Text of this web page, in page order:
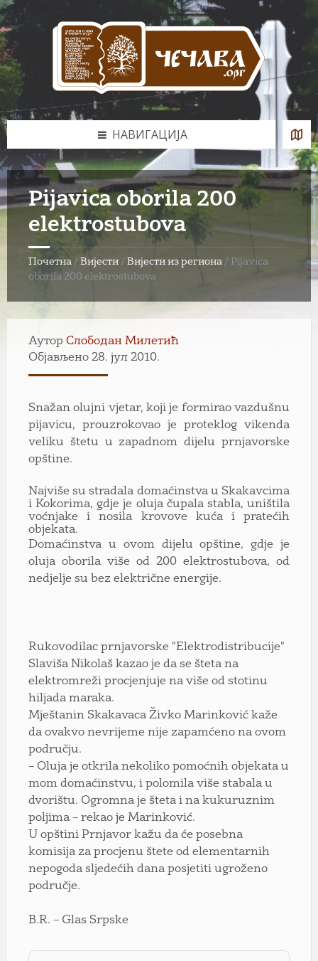
Skip
to
content
Skip
to
left
sidebar
Skip
to
footer
НАВИГАЦИЈА
Pijavica oborila 200
elektrostubova
Почетна / Вијести / Вијести из региона / Pijavica
oborila 200 elektrostubova
Аутор Слободан Милетић
Објављено 28. јул 2010.
Snažan olujni vjetar, koji je formirao vazdušnu
pijavicu, prouzrokovao je proteklog vikenda
veliku štetu u zapadnom dijelu prnjavorske
opštine.
Najviše su stradala domaćinstva u Skakavcima
i Kokorima, gdje je oluja čupala stabla, uništila
voćnjake i nosila krovove kuća i pratećih
objekata.
Domaćinstva u ovom dijelu opštine, gdje je
oluja oborila više od 200 elektrostubova, od
nedjelje su bez električne energije.
Rukovodilac prnjavorske "Elektrodistribucije"
Slaviša Nikolaš kazao je da se šteta na
elektromreži procjenjuje na više od stotinu
hiljada maraka.
Mještanin Skakavaca Živko Marinković kaže
da ovakvo nevrijeme nije zapamćeno na ovom
području.
– Oluja je otkrila nekoliko pomoćnih objekata u
mom domaćinstvu, i polomila više stabala u
dvorištu. Ogromna je šteta i na kukuruznim
poljima – rekao je Marinković.
U opštini Prnjavor kažu da će posebna
komisija za procjenu štete od elementarnih
nepogoda sljedećih dana posjetiti ugroženo
područje.
B.R. – Glas Srpske